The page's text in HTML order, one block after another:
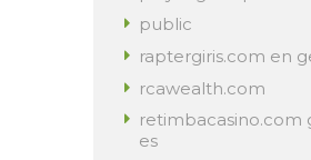
public
raptergiris.com en
rcawealth.com
retimbacasino.com
es